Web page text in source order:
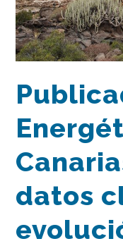
datos